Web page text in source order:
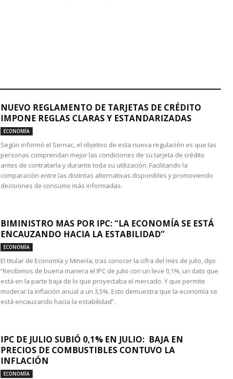
NUEVO REGLAMENTO DE TARJETAS DE CRÉDITO
IMPONE REGLAS CLARAS Y ESTANDARIZADAS
ECONOMÍA
Según informó el Sernac, el objetivo de esta nueva regulación es que las
personas comprendan mejor las condiciones de su tarjeta de crédito
antes de contratarla y durante toda su utilización. Facilitando la
comparación entre las distintas alternativas disponibles y promoviendo
decisiones de consumo más informadas.
BIMINISTRO MAS POR IPC: “LA ECONOMÍA SE ESTÁ
ENCAUZANDO HACIA LA ESTABILIDAD”
ECONOMÍA
El titular de Economía y Minería, tras conocer la cifra del mes de julio, dijo:
“Recibimos de buena manera el IPC de julio con un leve 0,1%, un dato que
está en la parte baja de lo que proyectaba el mercado. Y que permite
moderar la inflación anual a un 3,5%. Esto demuestra que la economía se
está encauzando hacia la estabilidad”.
IPC DE JULIO SUBIÓ 0,1% EN JULIO: BAJA EN
PRECIOS DE COMBUSTIBLES CONTUVO LA
INFLACIÓN
ECONOMÍA